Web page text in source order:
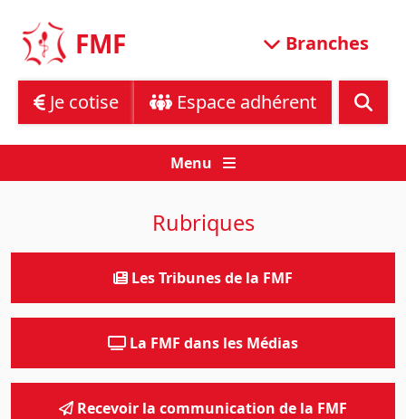
content
FMF Branches
Je cotise Espace adhérent
Menu
Rubriques
Les Tribunes de la FMF
La FMF dans les Médias
Recevoir la communication de la FMF